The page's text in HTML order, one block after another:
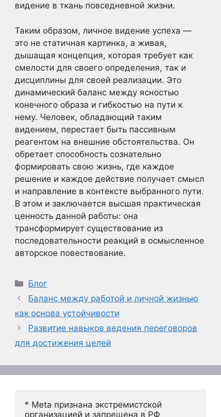
видение в ткань повседневной жизни.
Таким образом, личное видение успеха —
это не статичная картинка, а живая,
дышащая концепция, которая требует как
смелости для своего определения, так и
дисциплины для своей реализации. Это
динамический баланс между ясностью
конечного образа и гибкостью на пути к
нему. Человек, обладающий таким
видением, перестает быть пассивным
реагентом на внешние обстоятельства. Он
обретает способность сознательно
формировать свою жизнь, где каждое
решение и каждое действие получает смысл
и направление в контексте выбранного пути.
В этом и заключается высшая практическая
ценность данной работы: она
трансформирует существование из
последовательности реакций в осмысленное
авторское повествование.
Рубрики
Блог
Баланс между работой и личной жизнью
как основа устойчивости
Развитие навыков ведения переговоров
для достижения целей
* Meta признана экстремистской
организацией и запрещена в РФ